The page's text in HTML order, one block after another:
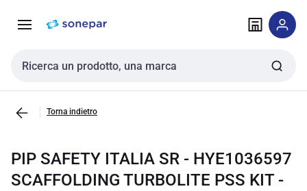
navigazione alla
Cerca input
Torna indietro
PIP SAFETY ITALIA SR - HYE1036597
SCAFFOLDING TURBOLITE PSS KIT -